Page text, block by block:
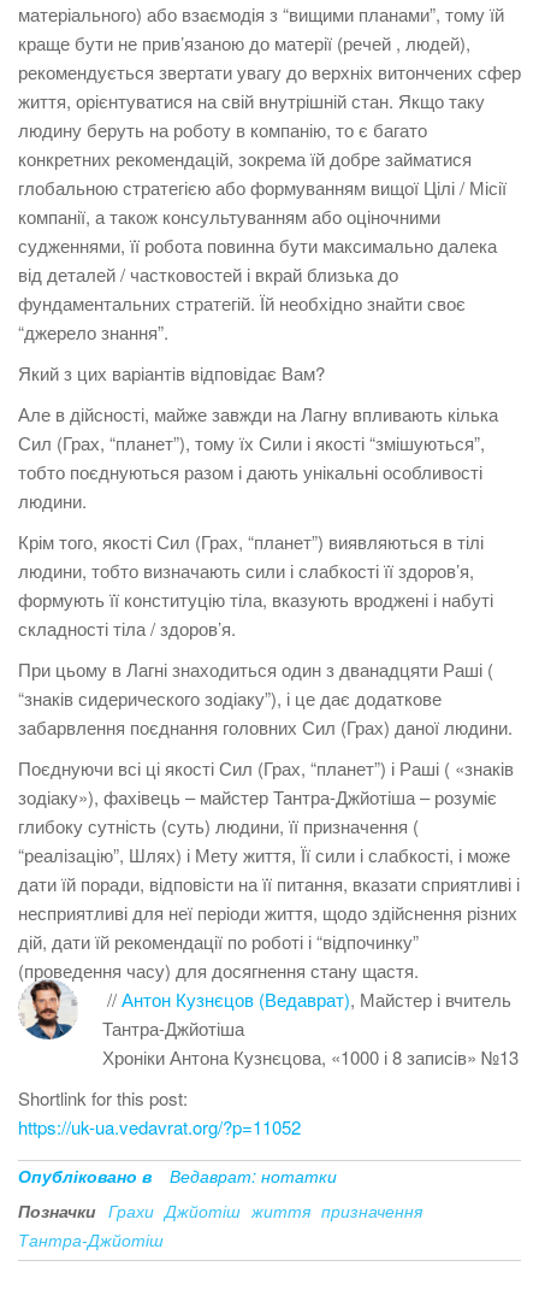
матеріального) або взаємодія з “вищими планами”, тому їй
краще бути не прив’язаною до матерії (речей , людей),
рекомендується звертати увагу до верхніх витончених сфер
життя, орієнтуватися на свій внутрішній стан. Якщо таку
людину беруть на роботу в компанію, то є багато
конкретних рекомендацій, зокрема їй добре займатися
глобальною стратегією або формуванням вищої Цілі / Місії
компанії, а також консультуванням або оціночними
судженнями, її робота повинна бути максимально далека
від деталей / частковостей і вкрай близька до
фундаментальних стратегій. Їй необхідно знайти своє
“джерело знання”.
Який з цих варіантів відповідає Вам?
Але в дійсності, майже завжди на Лагну впливають кілька
Сил (Грах, “планет”), тому їх Сили і якості “змішуються”,
тобто поєднуються разом і дають унікальні особливості
людини.
Крім того, якості Сил (Грах, “планет”) виявляються в тілі
людини, тобто визначають сили і слабкості її здоров’я,
формують її конституцію тіла, вказують вроджені і набуті
складності тіла / здоров’я.
При цьому в Лагні знаходиться один з дванадцяти Раші (
“знаків сидерического зодіаку”), і це дає додаткове
забарвлення поєднання головних Сил (Грах) даної людини.
Поєднуючи всі ці якості Сил (Грах, “планет”) і Раші ( «знаків
зодіаку»), фахівець – майстер Тантра-Джйотіша – розуміє
глибоку сутність (суть) людини, її призначення (
“реалізацію”, Шлях) і Мету життя, Її сили і слабкості, і може
дати їй поради, відповісти на її питання, вказати сприятливі і
несприятливі для неї періоди життя, щодо здійснення різних
дій, дати їй рекомендації по роботі і “відпочинку”
(проведення часу) для досягнення стану щастя.
//Антон Кузнєцов (Ведаврат), Майстер і вчитель
Тантра-Джйотіша
Хроніки Антона Кузнєцова, «1000 і 8 записів» №13
Shortlink for this post:
https://uk-ua.vedavrat.org/?p=11052
Опубліковано в
Ведаврат: нотатки
Позначки Грахи Джйотіш життя призначення
Тантра-Джйотіш